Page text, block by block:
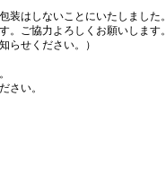
装はしないことにいたしました。
。ご協力よろしくお願いします。
らせください。）
さい。